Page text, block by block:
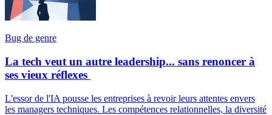
Bug de genre
La tech veut un autre leadership... sans renoncer à
ses vieux réflexes
L'essor de l'IA pousse les entreprises à revoir leurs attentes envers
les managers techniques. Les compétences relationnelles, la diversité